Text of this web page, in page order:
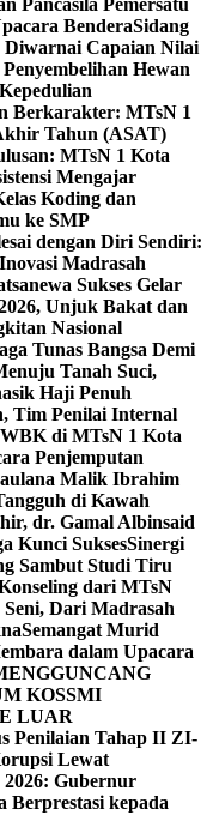
Pancasila Pemersatu
BenderaSidang
Diwarnai Capaian Nilai
Hewan
Berkarakter: MTsN 1
Tahun (ASAT)
MTsN 1 Kota
Mengajar
Koding dan
ke SMP
dengan Diri Sendiri:
Madrasah
Sukses Gelar
Unjuk Bakat dan
Nasional
Tunas Bangsa Demi
Tanah Suci,
Haji Penuh
Tim Penilai Internal
di MTsN 1 Kota
Penjemputan
Malik Ibrahim
di Kawah
dr. Gamal Albinsaid
Kunci SuksesSinergi
Sambut Studi Tiru
dari MTsN
Dari Madrasah
Semangat Murid
dalam Upacara
KOSSMI
LUAR
Penilaian Tahap II ZI-
Lewat
Gubernur
Berprestasi kepada